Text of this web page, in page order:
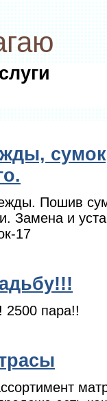
Пошив
Замена и
17
2500 пара!!